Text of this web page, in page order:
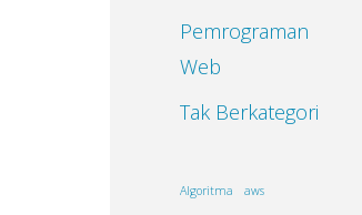
Pemrograman
Web
Tak Berkategori
Algoritma aws